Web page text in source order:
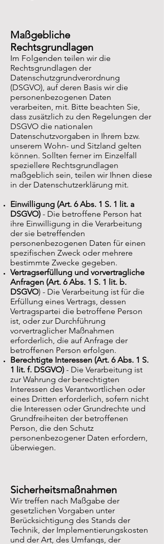
Maßgebliche
Rechtsgrundlagen
Im Folgenden teilen wir die
Rechtsgrundlagen der
Datenschutzgrundverordnung
(DSGVO), auf deren Basis wir die
personenbezogenen Daten
verarbeiten, mit. Bitte beachten Sie,
dass zusätzlich zu den Regelungen der
DSGVO die nationalen
Datenschutzvorgaben in Ihrem bzw.
unserem Wohn- und Sitzland gelten
können. Sollten ferner im Einzelfall
speziellere Rechtsgrundlagen
maßgeblich sein, teilen wir Ihnen diese
in der Datenschutzerklärung mit.
Einwilligung (Art. 6 Abs. 1 S. 1 lit. a
DSGVO) - Die betroffene Person hat
ihre Einwilligung in die Verarbeitung
der sie betreffenden
personenbezogenen Daten für einen
spezifischen Zweck oder mehrere
bestimmte Zwecke gegeben.
Vertragserfüllung und vorvertragliche
Anfragen (Art. 6 Abs. 1 S. 1 lit. b.
DSGVO) - Die Verarbeitung ist für die
Erfüllung eines Vertrags, dessen
Vertragspartei die betroffene Person
ist, oder zur Durchführung
vorvertraglicher Maßnahmen
erforderlich, die auf Anfrage der
betroffenen Person erfolgen.
Berechtigte Interessen (Art. 6 Abs. 1 S.
1 lit. f. DSGVO) - Die Verarbeitung ist
zur Wahrung der berechtigten
Interessen des Verantwortlichen oder
eines Dritten erforderlich, sofern nicht
die Interessen oder Grundrechte und
Grundfreiheiten der betroffenen
Person, die den Schutz
personenbezogener Daten erfordern,
überwiegen.
Sicherheitsmaßnahmen
Wir treffen nach Maßgabe der
gesetzlichen Vorgaben unter
Berücksichtigung des Stands der
Technik, der Implementierungskosten
und der Art, des Umfangs, der